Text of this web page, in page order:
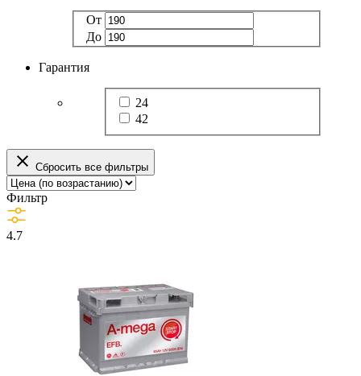
От
До
Гарантия
24
42
Сбросить все фильтры
Фильтр
4.7